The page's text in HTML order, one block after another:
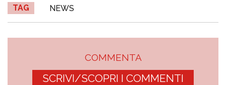
TAG NEWS
COMMENTA
SCRIVI/SCOPRI I COMMENTI